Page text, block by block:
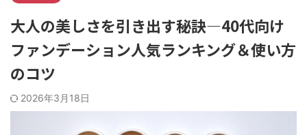
大人の美しさを引き出す秘訣―40代向け
ファンデーション人気ランキング＆使い方
のコツ
2026年3月18日